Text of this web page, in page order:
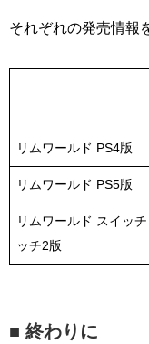
それぞれの発売情報
リムワールド PS4版
リムワールド PS5版
リムワールド スイッ
ッチ2版
■ 終わりに